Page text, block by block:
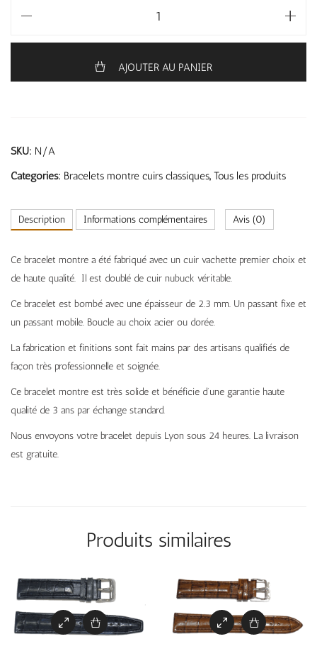
AJOUTER AU PANIER
SKU: N/A
Categories: Bracelets montre cuirs classiques, Tous les produits
Description Informations complémentaires Avis (0)
Ce bracelet montre a été fabriqué avec un cuir vachette premier choix et
de haute qualité. Il est doublé de cuir nubuck véritable.
Ce bracelet est bombé avec une épaisseur de 2.3 mm. Un passant fixe et
un passant mobile. Boucle au choix acier ou dorée.
La fabrication et finitions sont fait mains par des artisans qualifiés de
façon très professionnelle et soignée.
Ce bracelet montre est très solide et bénéficie d’une garantie haute
qualité de 3 ans par échange standard.
Nous envoyons votre bracelet depuis Lyon sous 24 heures. La livraison
est gratuite.
Produits similaires